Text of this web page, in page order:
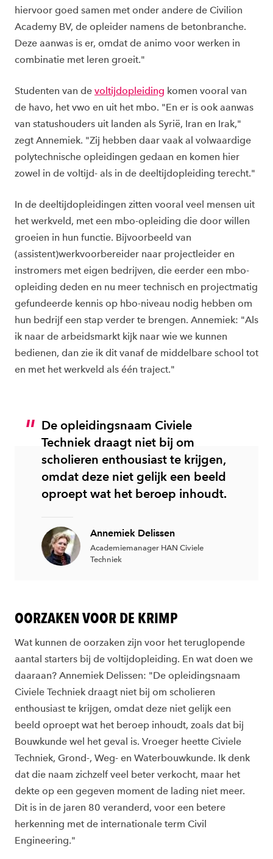
hiervoor goed samen met onder andere de Civilion
Academy BV, de opleider namens de betonbranche.
Deze aanwas is er, omdat de animo voor werken in
combinatie met leren groeit."
Studenten van de voltijdopleiding komen vooral van
de havo, het vwo en uit het mbo. "En er is ook aanwas
van statushouders uit landen als Syrië, Iran en Irak,"
zegt Annemiek. "Zij hebben daar vaak al volwaardige
polytechnische opleidingen gedaan en komen hier
zowel in de voltijd- als in de deeltijdopleiding terecht."
In de deeltijdopleidingen zitten vooral veel mensen uit
het werkveld, met een mbo-opleiding die door willen
groeien in hun functie. Bijvoorbeeld van
(assistent)werkvoorbereider naar projectleider en
instromers met eigen bedrijven, die eerder een mbo-
opleiding deden en nu meer technisch en projectmatig
gefundeerde kennis op hbo-niveau nodig hebben om
hun bedrijf een stap verder te brengen. Annemiek: "Als
ik naar de arbeidsmarkt kijk naar wie we kunnen
bedienen, dan zie ik dit vanaf de middelbare school tot
en met het werkveld als één traject."
De opleidingsnaam Civiele
Techniek draagt niet bij om
scholieren enthousiast te krijgen,
omdat deze niet gelijk een beeld
oproept wat het beroep inhoudt.
Annemiek Delissen
Academiemanager HAN Civiele
Techniek
OORZAKEN VOOR DE KRIMP
Wat kunnen de oorzaken zijn voor het teruglopende
aantal starters bij de voltijdopleiding. En wat doen we
daaraan? Annemiek Delissen: "De opleidingsnaam
Civiele Techniek draagt niet bij om scholieren
enthousiast te krijgen, omdat deze niet gelijk een
beeld oproept wat het beroep inhoudt, zoals dat bij
Bouwkunde wel het geval is. Vroeger heette Civiele
Techniek, Grond-, Weg- en Waterbouwkunde. Ik denk
dat die naam zichzelf veel beter verkocht, maar het
dekte op een gegeven moment de lading niet meer.
Dit is in de jaren 80 veranderd, voor een betere
herkenning met de internationale term Civil
Engineering."